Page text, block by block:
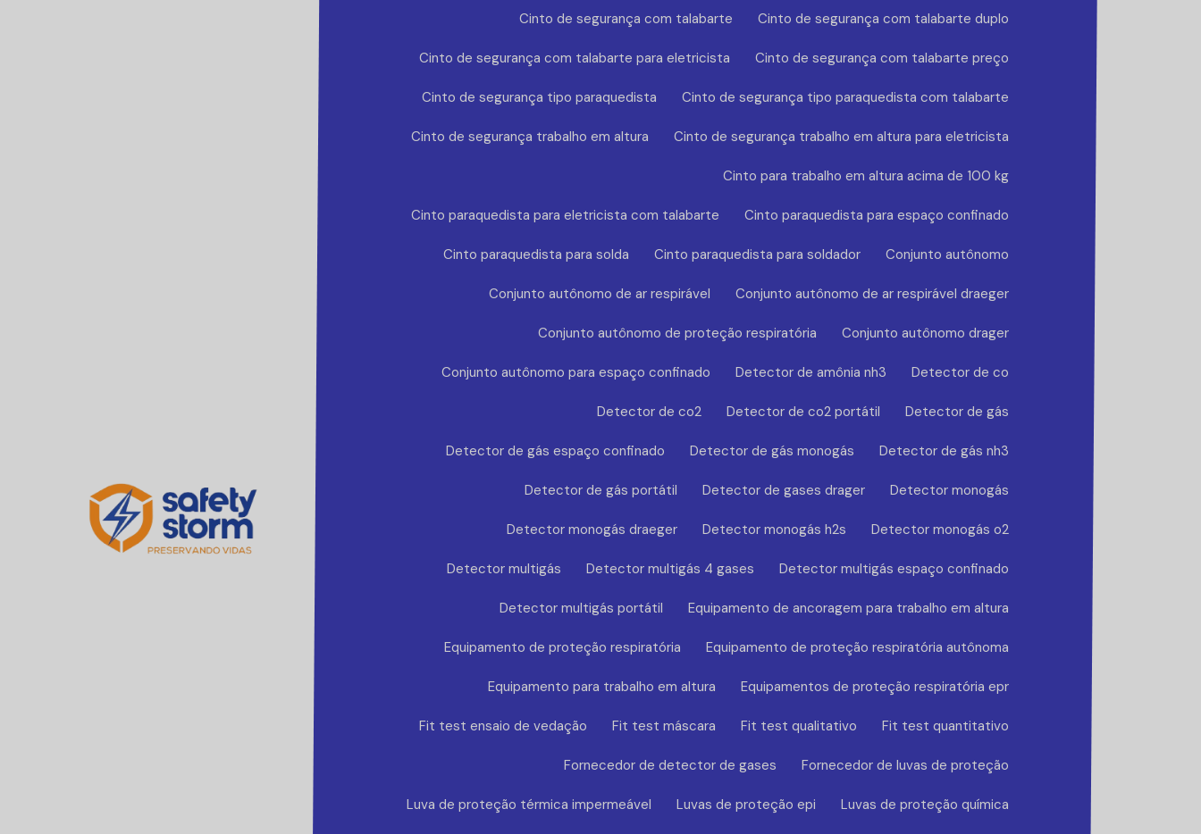
Cinto de segurança com talabarte Cinto de segurança com talabarte duplo
Cinto de segurança com talabarte para eletricista Cinto de segurança com talabarte preço
Cinto de segurança tipo paraquedista Cinto de segurança tipo paraquedista com talabarte
Cinto de segurança trabalho em altura Cinto de segurança trabalho em altura para eletricista
Cinto para trabalho em altura acima de 100 kg
Cinto paraquedista para eletricista com talabarte Cinto paraquedista para espaço confinado
Cinto paraquedista para solda Cinto paraquedista para soldador Conjunto autônomo
Conjunto autônomo de ar respirável Conjunto autônomo de ar respirável draeger
Conjunto autônomo de proteção respiratória Conjunto autônomo drager
Conjunto autônomo para espaço confinado Detector de amônia nh3 Detector de co
Detector de co2 Detector de co2 portátil Detector de gás
Detector de gás espaço confinado Detector de gás monogás Detector de gás nh3
Detector de gás portátil Detector de gases drager Detector monogás
Detector monogás draeger Detector monogás h2s Detector monogás o2
Detector multigás Detector multigás 4 gases Detector multigás espaço confinado
Detector multigás portátil Equipamento de ancoragem para trabalho em altura
Equipamento de proteção respiratória Equipamento de proteção respiratória autônoma
Equipamento para trabalho em altura Equipamentos de proteção respiratória epr
Fit test ensaio de vedação Fit test máscara Fit test qualitativo Fit test quantitativo
Fornecedor de detector de gases Fornecedor de luvas de proteção
Luva de proteção térmica impermeável Luvas de proteção epi Luvas de proteção química